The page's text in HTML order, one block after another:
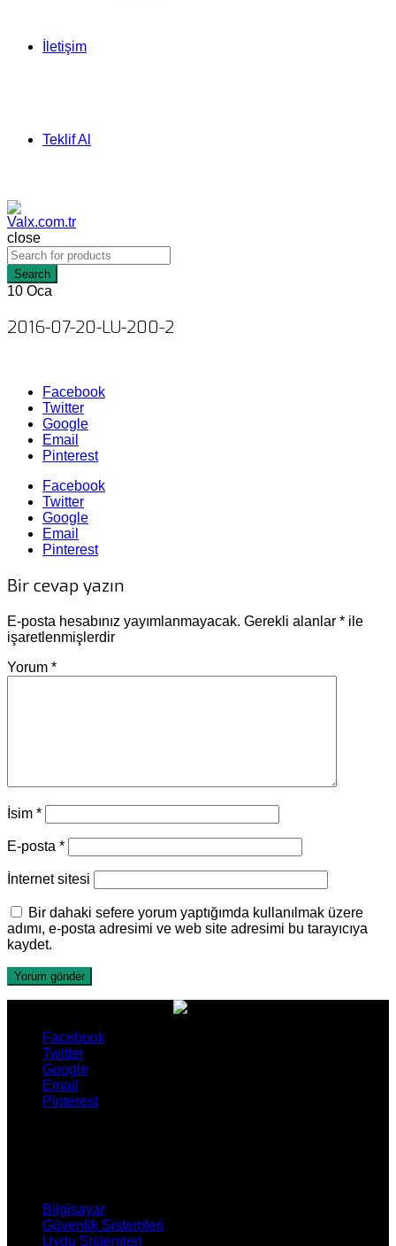
İletişim
Teklif Al
close
Search
10 Oca
2016-07-20-LU-200-2
Facebook
Twitter
Google
Email
Pinterest
Facebook
Twitter
Google
Email
Pinterest
Bir cevap yazın
E-posta hesabınız yayımlanmayacak. Gerekli alanlar * ile
işaretlenmişlerdir
Yorum *
İsim *
E-posta *
İnternet sitesi
Bir dahaki sefere yorum yaptığımda kullanılmak üzere
adımı, e-posta adresimi ve web site adresimi bu tarayıcıya
kaydet.
Facebook
Twitter
Google
Email
Pinterest
Bilgisayar
Güvenlik Sistemleri
Uydu Sistemleri